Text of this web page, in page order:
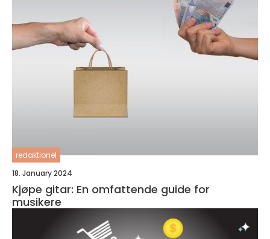
redaktionel
18. January 2024
Kjøpe gitar: En omfattende guide for
musikere